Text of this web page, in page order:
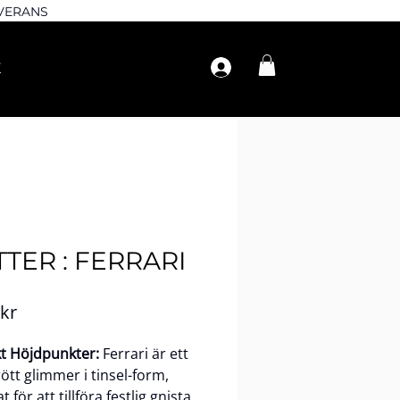
: FERRARI
Pris
Höjdpunkter: Ferrari är ett
glimmer i tinsel-form,